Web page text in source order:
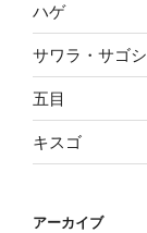
ハゲ
サワラ・サゴシ
五目
キスゴ
アーカイブ